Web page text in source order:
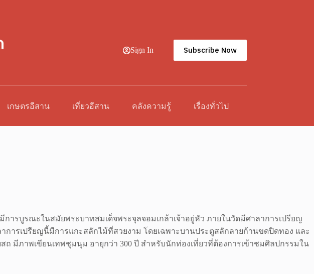
Sign In Subscribe Now
เกษตรอีสาน เที่ยวอีสาน คลังความรู้ เรื่องทั่วไป
ารบูรณะในสมัยพระบาทสมเด็จพระจุลจอมเกล้าเจ้าอยู่หัว ภายในวัดมีศาลาการเปรียญ
ารเปรียญนี้มีการแกะสลักไม้ที่สวยงาม โดยเฉพาะบานประตูสลักลายก้านขดปิดทอง และ
มีภาพเขียนเทพชุมนุม อายุกว่า 300 ปี สำหรับนักท่องเที่ยวที่ต้องการเข้าชมศิลปกรรมใน